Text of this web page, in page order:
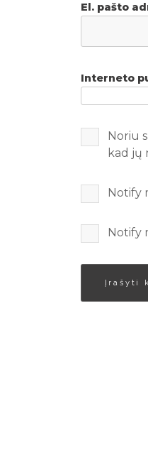
El. pašto
Interneto
Noriu
kad jų
Notify
Notify